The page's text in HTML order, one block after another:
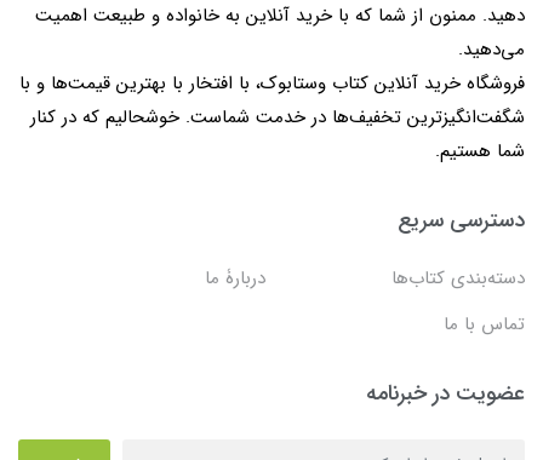
دهید. ممنون از شما که با خرید آنلاین به خانواده و طبیعت اهمیت
می‌دهید.
فروشگاه خرید آنلاین کتاب وستابوک، با افتخار با بهترین قیمت‌ها و با
شگفت‌انگیزترین تخفیف‌ها در خدمت شماست. خوشحالیم که در کنار
شما هستیم.
دسترسی سریع
دسته‌بندی کتاب‌ها
دربارۀ ما
تماس با ما
عضویت در خبرنامه